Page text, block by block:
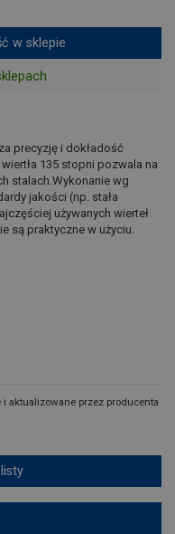
w sklepie
precyzję i dokładość
135 stopni pozwala na
stalach.Wykonanie wg
jakości (np. stała
używanych wierteł
są praktyczne w użyciu.
aktualizowane przez producenta